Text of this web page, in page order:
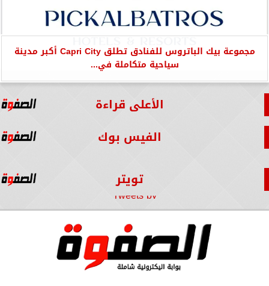
مجموعة بيك الباتروس للفنادق تطلق Capri City أكبر مدينة
سياحية متكاملة في...
الأعلى قراءة
الفيس بوك
تويتر
Tweets by